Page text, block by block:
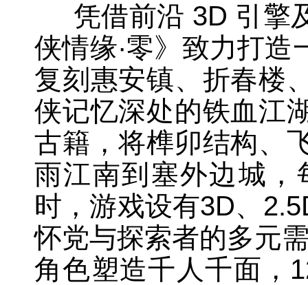
凭借前沿 3D 引擎
侠情缘·零》致力打
复刻惠安镇、折春楼
侠记忆深处的铁血江
古籍，将榫卯结构、
雨江南到塞外边城
时，游戏设有3D、
怀党与探索者的多元
角色塑造千人千面，